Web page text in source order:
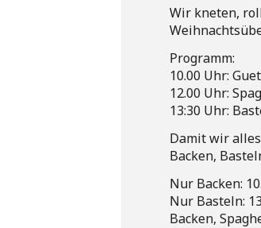
Wir kneten,
Programm:
10.00 Uhr:
12.00 Uhr:
13:30 Uhr:
Damit wir
Backen,
Nur Backen:
Nur Basteln:
Backen,